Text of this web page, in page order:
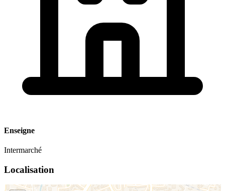
Enseigne
Intermarché
Localisation